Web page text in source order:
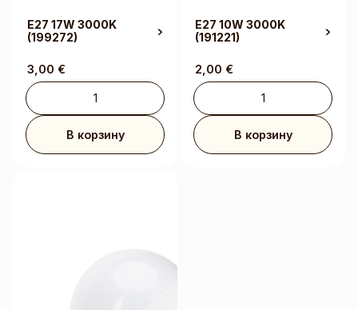
E27 17W 3000K
(199272)
3,00 €
В корзину
E27 10W 3000K
(191221)
2,00 €
В корзину